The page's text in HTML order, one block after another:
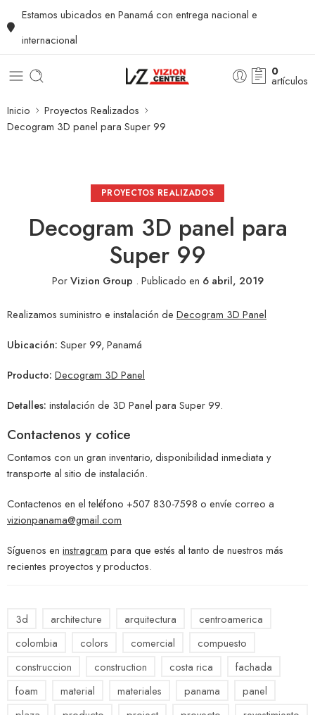
Estamos ubicados en Panamá con entrega nacional e
internacional
0
artículos
Inicio
Proyectos Realizados
Decogram 3D panel para Super 99
PROYECTOS REALIZADOS
Decogram 3D panel para
Super 99
PorVizion Group . Publicado en 6 abril, 2019
Realizamos suministro e instalación de Decogram 3D Panel
Ubicación: Super 99, Panamá
Producto: Decogram 3D Panel
Detalles: instalación de 3D Panel para Super 99.
Contactenos y cotice
Contamos con un gran inventario, disponibilidad inmediata y
transporte al sitio de instalación.
Contactenos en el teléfono +507 830-7598 o envíe correo a
vizionpanama@gmail.com
Síguenos en instragram para que estés al tanto de nuestros más
recientes proyectos y productos.
3d architecture arquitectura
centroamerica
colombia
colors comercial
compuesto
construccion
construction costa rica
fachada
foam
material materiales panama
panel